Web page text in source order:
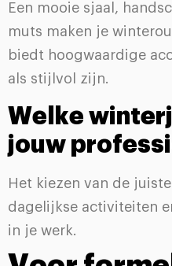
Een mooie sjaal,
muts maken je
biedt hoogwaardige
als stijlvol zijn.
Welke
jouw
Het kiezen van de
dagelijkse activiteiten
in je werk.